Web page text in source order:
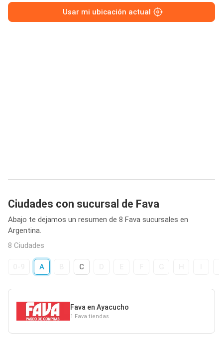
Usar mi ubicación actual
Ciudades con sucursal de Fava
Abajo te dejamos un resumen de 8 Fava sucursales en
Argentina.
8 Ciudades
A C
Fava en Ayacucho
1 Fava tiendas